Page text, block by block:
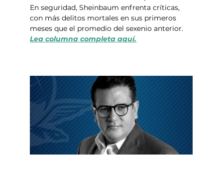
En seguridad, Sheinbaum enfrenta críticas,
con más delitos mortales en sus primeros
meses que el promedio del sexenio anterior.
Lea columna completa aquí.